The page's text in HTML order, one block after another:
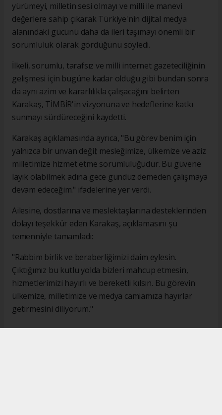
yürümeyi, milletin sesi olmayı ve milli ile manevi
değerlere sahip çıkarak Türkiye'nin dijital medya
alanındaki gücünü daha da ileri taşımayı önemli bir
sorumluluk olarak gördüğünü söyledi.
İlkeli, sorumlu, tarafsız ve milli internet gazeteciliğinin
gelişmesi için bugüne kadar olduğu gibi bundan sonra
da aynı azim ve kararlılıkla çalışacağını belirten
Karakaş, TİMBİR'in vizyonuna ve hedeflerine katkı
sunmayı sürdüreceğini kaydetti.
Karakaş açıklamasında ayrıca, "Bu görev benim için
yalnızca bir unvan değil; mesleğimize, ülkemize ve aziz
milletimize hizmet etme sorumluluğudur. Bu güvene
layık olabilmek adına gece gündüz demeden çalışmaya
devam edeceğim." ifadelerine yer verdi.
Ailesine, dostlarına ve meslektaşlarına desteklerinden
dolayı teşekkür eden Karakaş, açıklamasını şu
temenniyle tamamladı:
"Rabbim birlik ve beraberliğimizi daim eylesin.
Çıktığımız bu kutlu yolda bizleri mahcup etmesin,
hizmetlerimizi hayırlı ve bereketli kılsın. Bu görevin
ülkemize, milletimize ve medya camiamıza hayırlar
getirmesini diliyorum."